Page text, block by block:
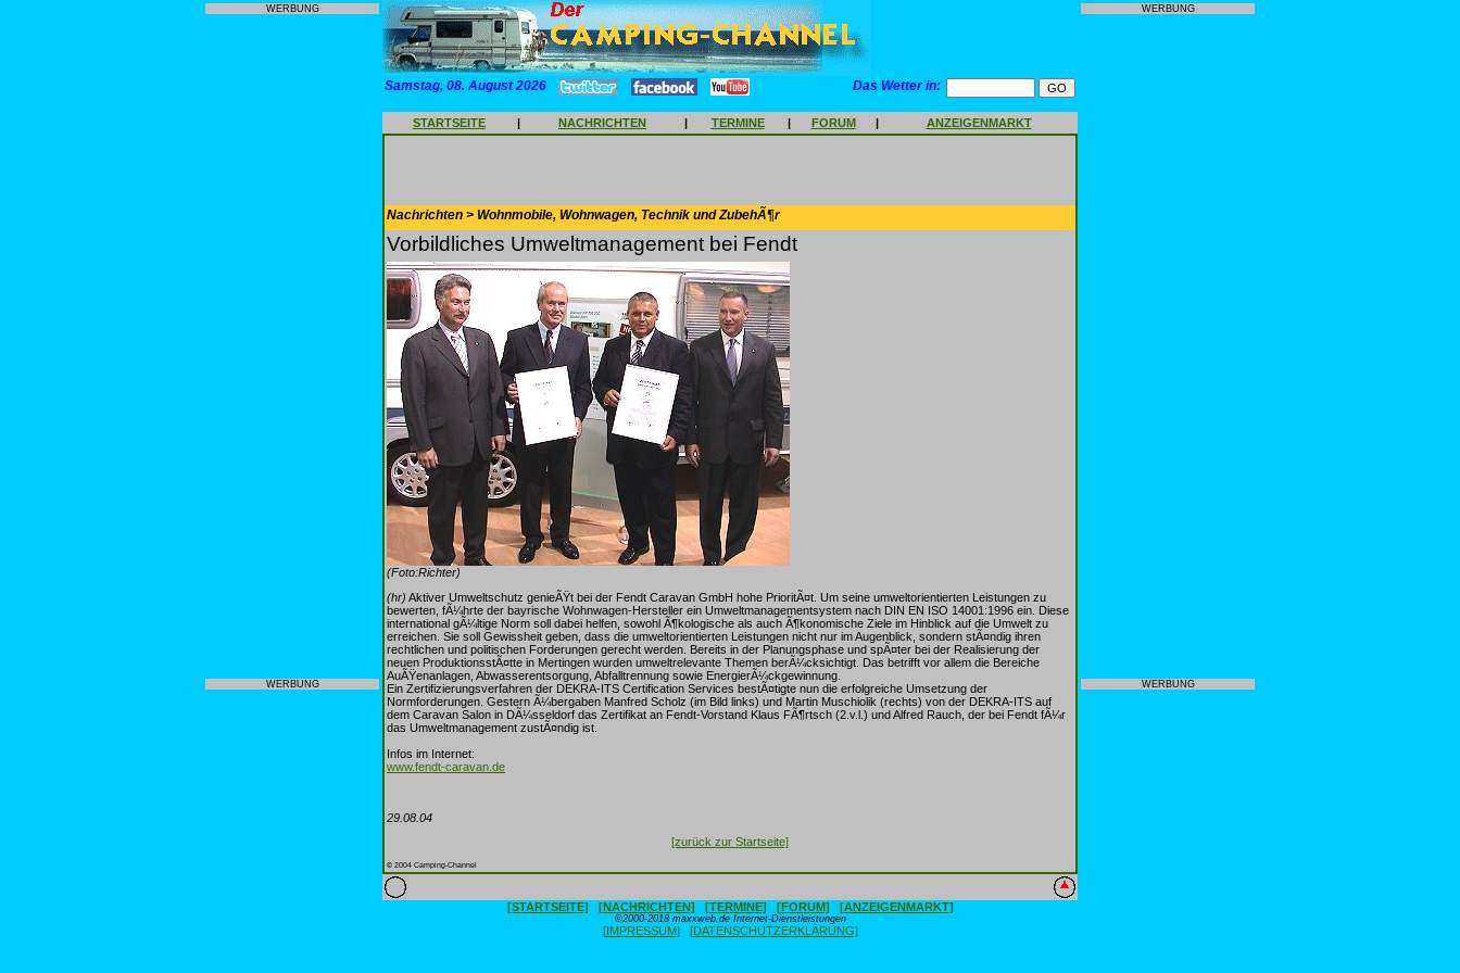
WERBUNG
WERBUNG
Samstag, 08. August 2026 Das Wetter in:
STARTSEITE | NACHRICHTEN | TERMINE | FORUM | ANZEIGENMARKT
Nachrichten > Wohnmobile, Wohnwagen, Technik und ZubehÃ¶r
Vorbildliches Umweltmanagement bei Fendt
(Foto:Richter)
(hr) Aktiver Umweltschutz genieÃŸt bei der Fendt Caravan GmbH hohe PrioritÃ¤t. Um seine umweltorientierten Leistungen zu
bewerten, fÃ¼hrte der bayrische Wohnwagen-Hersteller ein Umweltmanagementsystem nach DIN EN ISO 14001:1996 ein. Diese
international gÃ¼ltige Norm soll dabei helfen, sowohl Ã¶kologische als auch Ã¶konomische Ziele im Hinblick auf die Umwelt zu
erreichen. Sie soll Gewissheit geben, dass die umweltorientierten Leistungen nicht nur im Augenblick, sondern stÃ¤ndig ihren
rechtlichen und politischen Forderungen gerecht werden. Bereits in der Planungsphase und spÃ¤ter bei der Realisierung der
neuen ProduktionsstÃ¤tte in Mertingen wurden umweltrelevante Themen berÃ¼cksichtigt. Das betrifft vor allem die Bereiche
AuÃŸenanlagen, Abwasserentsorgung, Abfalltrennung sowie EnergierÃ¼ckgewinnung.
Ein Zertifizierungsverfahren der DEKRA-ITS Certification Services bestÃ¤tigte nun die erfolgreiche Umsetzung der
Normforderungen. Gestern Ã¼bergaben Manfred Scholz (im Bild links) und Martin Muschiolik (rechts) von der DEKRA-ITS auf
dem Caravan Salon in DÃ¼sseldorf das Zertifikat an Fendt-Vorstand Klaus FÃ¶rtsch (2.v.l.) und Alfred Rauch, der bei Fendt fÃ¼r
das Umweltmanagement zustÃ¤ndig ist.
Infos im Internet:
www.fendt-caravan.de
29.08.04
[zurück zur Startseite]
© 2004 Camping-Channel
[STARTSEITE] [NACHRICHTEN] [TERMINE] [FORUM] [ANZEIGENMARKT]
©2000-2018 maxxweb.de Internet-Dienstleistungen
[IMPRESSUM] [DATENSCHUTZERKLÄRUNG]
WERBUNG
WERBUNG